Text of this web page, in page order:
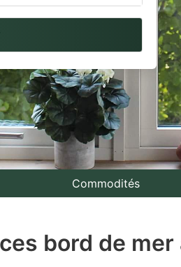
Commodités
bord de